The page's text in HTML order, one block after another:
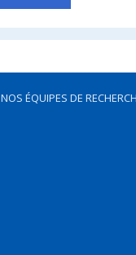
NOS ÉQUIPES DE